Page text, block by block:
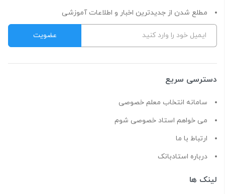
مطلع شدن از جدیدترین اخبار و اطلاعات آموزشی
دسترسی سریع
سامانه انتخاب معلم خصوصی
می خواهم استاد خصوصی شوم
ارتباط با ما
درباره استادبانک
لینک ها